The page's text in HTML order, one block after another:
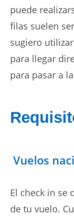
puede
filas suelen
sugiero
para llegar
para pasar a
Vuelos
El check in se
de tu vuelo.